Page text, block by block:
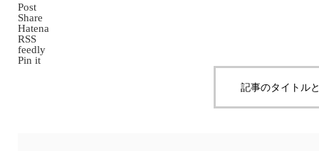
Post
Share
Hatena
RSS
feedly
Pin it
記事のタイトル